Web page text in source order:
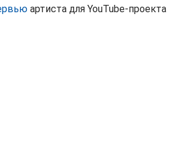
артиста для YouTube-проекта